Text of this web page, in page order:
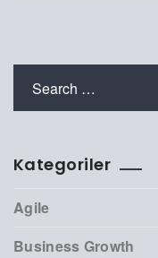
Kategoriler
Agile
Business Growth